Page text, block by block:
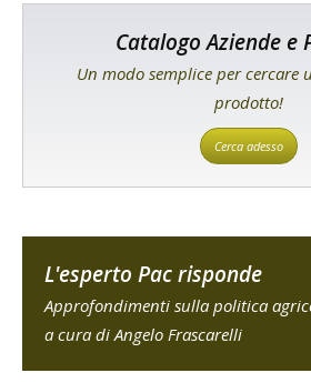
Catalogo Aziende e
Un modo semplice per cercare
prodotto!
Cerca adesso
L'esperto Pac risponde
Approfondimenti sulla politica
a cura di Angelo Frascarelli